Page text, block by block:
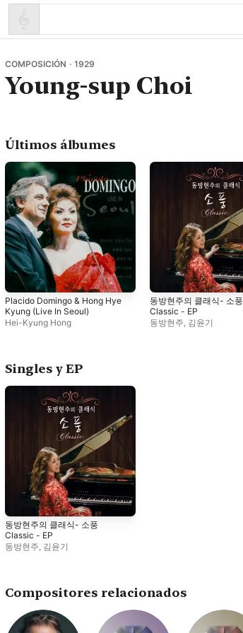
COMPOSICIÓN · 1929
Young-sup Choi
Últimos álbumes
Placido Domingo & Hong Hye
Kyung (Live In Seoul)
Hei-Kyung Hong
동방현주의 클래식- 소풍
Classic - EP
동방현주 김윤기
Singles y EP
동방현주의 클래식- 소풍
Classic - EP
동방현주 김윤기
Compositores relacionados